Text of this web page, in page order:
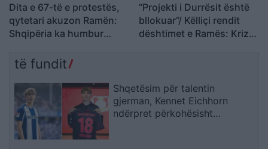
Dita e 67-të e protestës,
qytetari akuzon Ramën:
Shqipëria ka humbur
“Projekti i Durrësit është
bllokuar”/ Këlliçi rendit
dështimet e Ramës: Kriza
të fundit
Shqetësim për talentin
gjerman, Kennet Eichhorn
ndërpret përkohësisht